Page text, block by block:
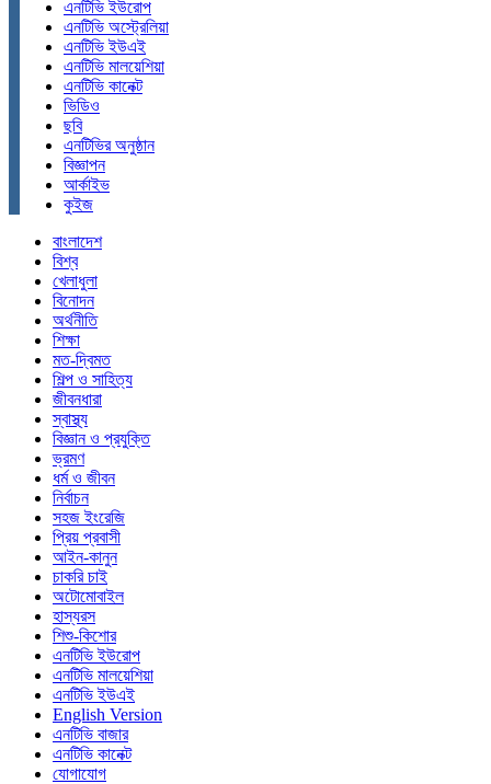
এনটিভি ইউরোপ
এনটিভি অস্ট্রেলিয়া
এনটিভি ইউএই
এনটিভি মালয়েশিয়া
এনটিভি কানেক্ট
ভিডিও
ছবি
এনটিভির অনুষ্ঠান
বিজ্ঞাপন
আর্কাইভ
কুইজ
বাংলাদেশ
বিশ্ব
খেলাধুলা
বিনোদন
অর্থনীতি
শিক্ষা
মত-দ্বিমত
শিল্প ও সাহিত্য
জীবনধারা
স্বাস্থ্য
বিজ্ঞান ও প্রযুক্তি
ভ্রমণ
ধর্ম ও জীবন
নির্বাচন
সহজ ইংরেজি
প্রিয় প্রবাসী
আইন-কানুন
চাকরি চাই
অটোমোবাইল
হাস্যরস
শিশু-কিশোর
এনটিভি ইউরোপ
এনটিভি মালয়েশিয়া
এনটিভি ইউএই
English Version
এনটিভি বাজার
এনটিভি কানেক্ট
যোগাযোগ